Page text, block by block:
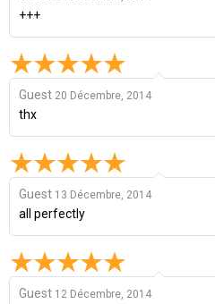
+++
Guest 20 Décembre, 2014
thx
Guest 13 Décembre, 2014
all perfectly
Guest 12 Décembre, 2014